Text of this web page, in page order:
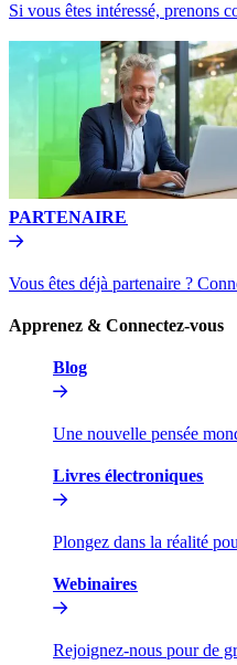
Si vous êtes intéressé, prenons
PARTENAIRE​​
Vous êtes déjà partenaire ?
Apprenez & Connectez-vous​​
Blog​​
Une nouvelle pensée
Livres électroniques​​
Plongez dans la réalité
Webinaires​​
Rejoignez-nous pour de